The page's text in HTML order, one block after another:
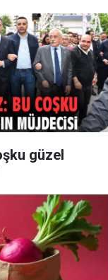
güzel